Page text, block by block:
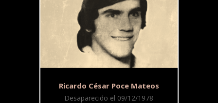
Ricardo César Poce Mateos
Desaparecido el 09/12/1978